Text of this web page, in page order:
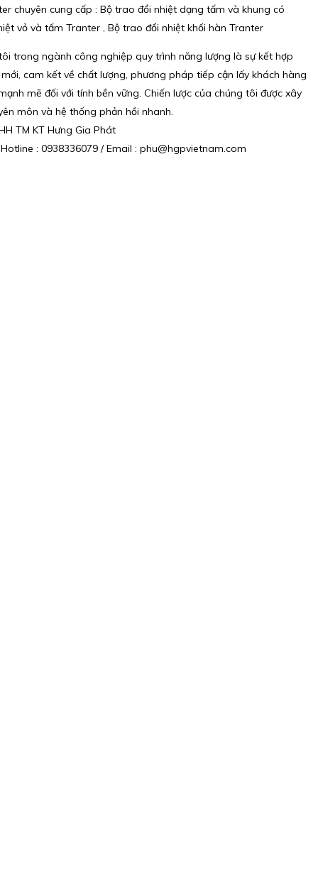
chuyên cung cấp : Bộ trao đổi nhiệt dạng tấm và khung có
vỏ và tấm Tranter , Bộ trao đổi nhiệt khối hàn Tranter
trong ngành công nghiệp quy trình năng lượng là sự kết hợp
cam kết về chất lượng, phương pháp tiếp cận lấy khách hàng
mẽ đối với tính bền vững. Chiến lược của chúng tôi được xây
môn và hệ thống phản hồi nhanh.
TM KT Hưng Gia Phát
: 0938336079 / Email : phu@hgpvietnam.com